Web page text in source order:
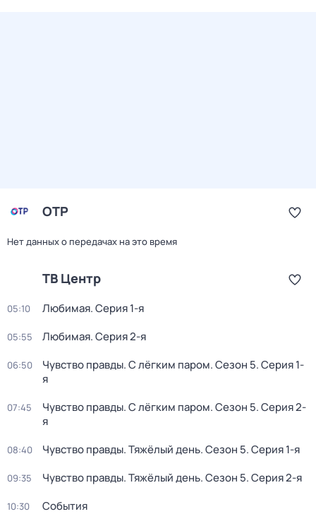
ОТР
Нет данных о передачах на это время
ТВ Центр
05:10 Любимая. Серия 1-я
05:55 Любимая. Серия 2-я
06:50 Чувство правды. С лёгким паром. Сезон 5. Серия 1-
я
07:45 Чувство правды. С лёгким паром. Сезон 5. Серия 2-
я
08:40 Чувство правды. Тяжёлый день. Сезон 5. Серия 1-я
09:35 Чувство правды. Тяжёлый день. Сезон 5. Серия 2-я
10:30 События